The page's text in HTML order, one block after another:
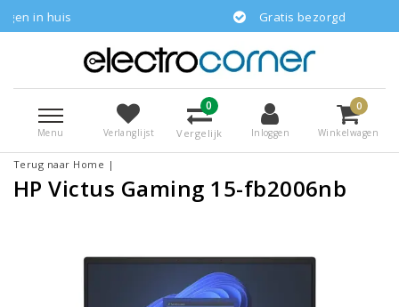
Gratis bezorgd
Menu Verlanglijst
0
Vergelijk Inloggen
0
Winkelwagen
Terug naar Home |
HP Victus Gaming 15-fb2006nb